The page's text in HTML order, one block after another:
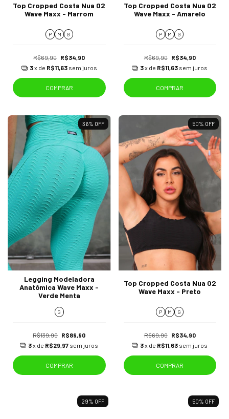
Top Cropped Costa Nua 02
Wave Maxx - Marrom
P M G
R$69,90 R$34,90
3x de R$11,63 sem juros
COMPRAR
Top Cropped Costa Nua 02
Wave Maxx - Amarelo
P M G
R$69,90 R$34,90
3x de R$11,63 sem juros
COMPRAR
36% OFF
Legging Modeladora
Anatômica Wave Maxx -
Verde Menta
G
R$139,90 R$89,90
3x de R$29,97 sem juros
COMPRAR
50% OFF
Top Cropped Costa Nua 02
Wave Maxx - Preto
P M G
R$69,90 R$34,90
3x de R$11,63 sem juros
COMPRAR
29% OFF 50% OFF